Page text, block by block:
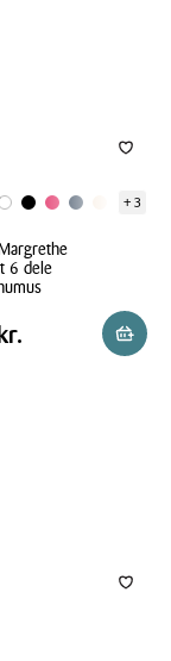
+ 3
6 dele
kr.